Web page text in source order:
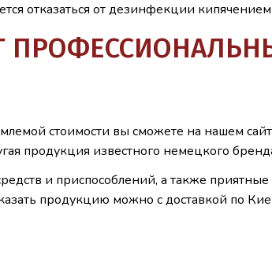
отказаться от дезинфекции
стоимости вы сможете на нашем
продукция известного немецкого
и приспособлений, а также
продукцию можно с доставкой по